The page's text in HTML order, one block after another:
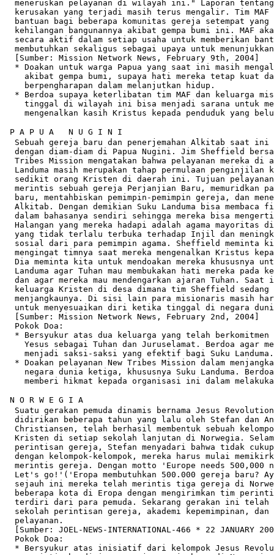
meneruskan pelayanan di wilayah ini." Laporan
kerusakan yang terjadi masih terus mengalir. Tim MAF
bantuan bagi beberapa komunitas gereja setempat yang
kehilangan bangunannya akibat gempa bumi ini. MAF
secara aktif dalam setiap usaha untuk memberikan
membutuhkan sekaligus sebagai upaya untuk
  [Sumber: Mission Network News, February 9th, 2004]
* Doakan untuk warga Papua yang saat ini masih
akibat gempa bumi, supaya hati mereka tetap kuat
    berpengharapan dalam melanjutkan hidup.
* Berdoa supaya keterlibatan tim MAF dan keluarga
tinggal di wilayah ini bisa menjadi sarana untuk
mengenalkan kasih Kristus kepada penduduk yang
P A P U A   N U G I N I
Sebuah gereja baru dan penerjemahan Alkitab saat ini
dengan diam-diam di Papua Nugini. Jim Sheffield
Tribes Mission mengatakan bahwa pelayanan mereka di
Landuma masih merupakan tahap permulaan penginjilan
sedikit orang Kristen di daerah ini. Tujuan
merintis sebuah gereja Perjanjian Baru, memuridkan
baru, mentahbiskan pemimpin-pemimpin gereja, dan
Alkitab. Dengan demikian Suku Landuma bisa membaca
dalam bahasanya sendiri sehingga mereka bisa
Halangan yang mereka hadapi adalah agama mayoritas
yang tidak terlalu terbuka terhadap Injil dan
sosial dari para pemimpin agama. Sheffield meminta
mengingat timnya saat mereka mengenalkan Kristus
Dia meminta kita untuk mendoakan mereka khususnya
Landuma agar Tuhan mau membukakan hati mereka pada
dan agar mereka mau mendengarkan ajaran Tuhan. Saat
keluarga Kristen di desa dimana tim Sheffield sedang
menjangkaunya. Di sisi lain para misionaris masih
untuk menyesuaikan diri ketika tinggal di negara
  [Sumber: Mission Network News, February 2nd, 2004]
  Pokok Doa:
* Bersyukur atas dua keluarga yang telah berkomitmen
Yesus sebagai Tuhan dan Juruselamat. Berdoa agar
    menjadi saksi-saksi yang efektif bagi Suku Landuma.
* Doakan pelayanan New Tribes Mission dalam
negara dunia ketiga, khususnya Suku Landuma.
memberi hikmat kepada organisasi ini dalam
N O R W E G I A
Suatu gerakan pemuda dinamis bernama Jesus
didirikan beberapa tahun yang lalu oleh Stefan dan
Christiansen, telah berhasil membentuk sebuah
Kristen di setiap sekolah lanjutan di Norwegia.
perintisan gereja, Stefan menyadari bahwa tidak
dengan kelompok-kelompok, mereka harus mulai
merintis gereja. Dengan motto 'Europe needs 500,000
Let's go!'('Eropa membutuhkan 500.000 gereja baru?
sejauh ini mereka telah merintis tiga gereja di
beberapa kota di Eropa dengan mengirimkan tim
terdiri dari para pemuda. Sekarang gerakan ini telah
sekolah perintisan gereja, akademi kepemimpinan, dan
  pelayanan.
[Sumber: JOEL-NEWS-INTERNATIONAL-466 * 22 JANUARY
  Pokok Doa:
* Bersyukur atas inisiatif dari kelompok Jesus